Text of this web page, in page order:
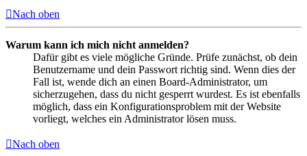
Nach oben
Warum kann ich mich nicht anmelden?
Dafür gibt es viele mögliche Gründe. Prüfe zunächst, ob dein
Benutzername und dein Passwort richtig sind. Wenn dies der
Fall ist, wende dich an einen Board-Administrator, um
sicherzugehen, dass du nicht gesperrt wurdest. Es ist ebenfalls
möglich, dass ein Konfigurationsproblem mit der Website
vorliegt, welches ein Administrator lösen muss.
Nach oben